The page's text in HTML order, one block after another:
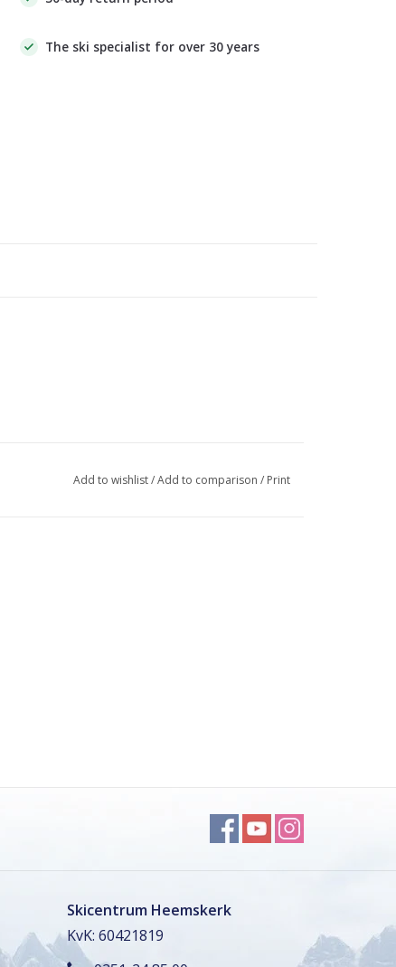
The ski specialist for over 30 years
Add to wishlist/Add to comparison / Print
Skicentrum Heemskerk
KvK: 60421819